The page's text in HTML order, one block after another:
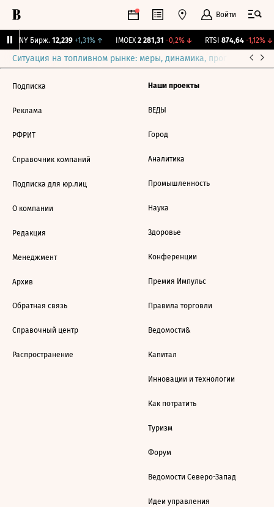
Войти
CNY Бирж. 12,239 +1,31%↑ IMOEX 2 281,31 -0,2%↓ RTSI 874,64 -1,12%↓
Ситуация на топливном рынке: меры, динамика, прогнозы
Подписка
Реклама
РФРИТ
Справочник компаний
Подписка для юр.лиц
О компании
Редакция
Менеджмент
Архив
Обратная связь
Справочный центр
Распространение
Наши проекты
ВЕДЫ
Город
Аналитика
Промышленность
Наука
Здоровье
Конференции
Премия Импульс
Правила торговли
Ведомости&
Капитал
Инновации и технологии
Как потратить
Туризм
Форум
Ведомости Северо-Запад
Идеи управления